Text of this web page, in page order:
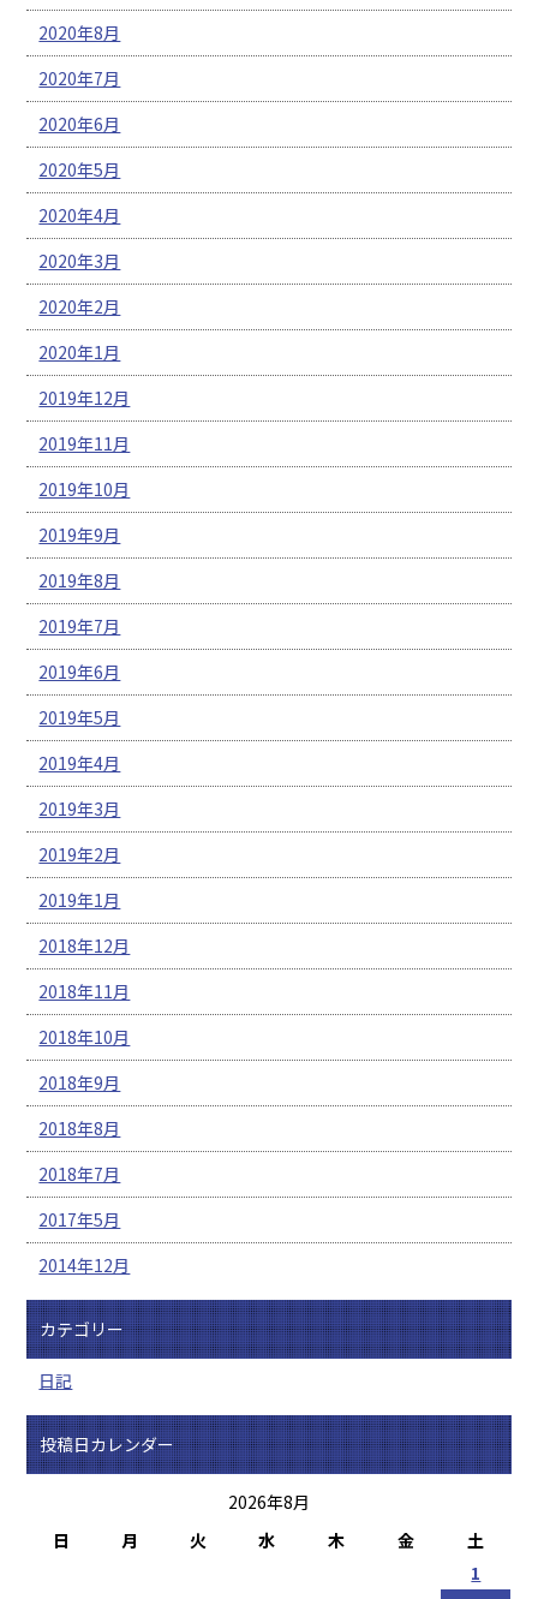
2020年8月
2020年7月
2020年6月
2020年5月
2020年4月
2020年3月
2020年2月
2020年1月
2019年12月
2019年11月
2019年10月
2019年9月
2019年8月
2019年7月
2019年6月
2019年5月
2019年4月
2019年3月
2019年2月
2019年1月
2018年12月
2018年11月
2018年10月
2018年9月
2018年8月
2018年7月
2017年5月
2014年12月
カテゴリー
日記
投稿日カレンダー
2026年8月
日
月 火 水 木 金
土
1